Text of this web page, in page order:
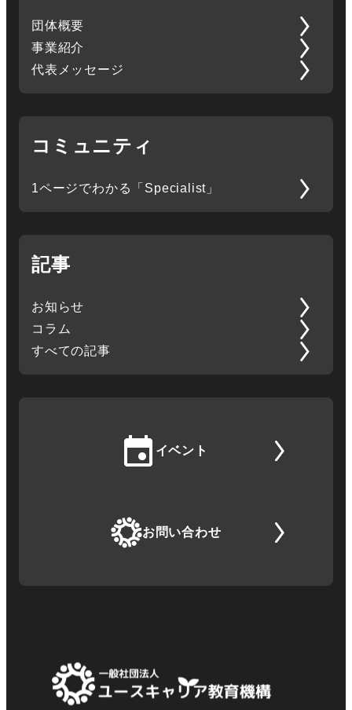
団体概要
事業紹介
代表メッセージ
コミュニティ
1ページでわかる「Specialist」
記事
お知らせ
コラム
すべての記事
イベント
お問い合わせ